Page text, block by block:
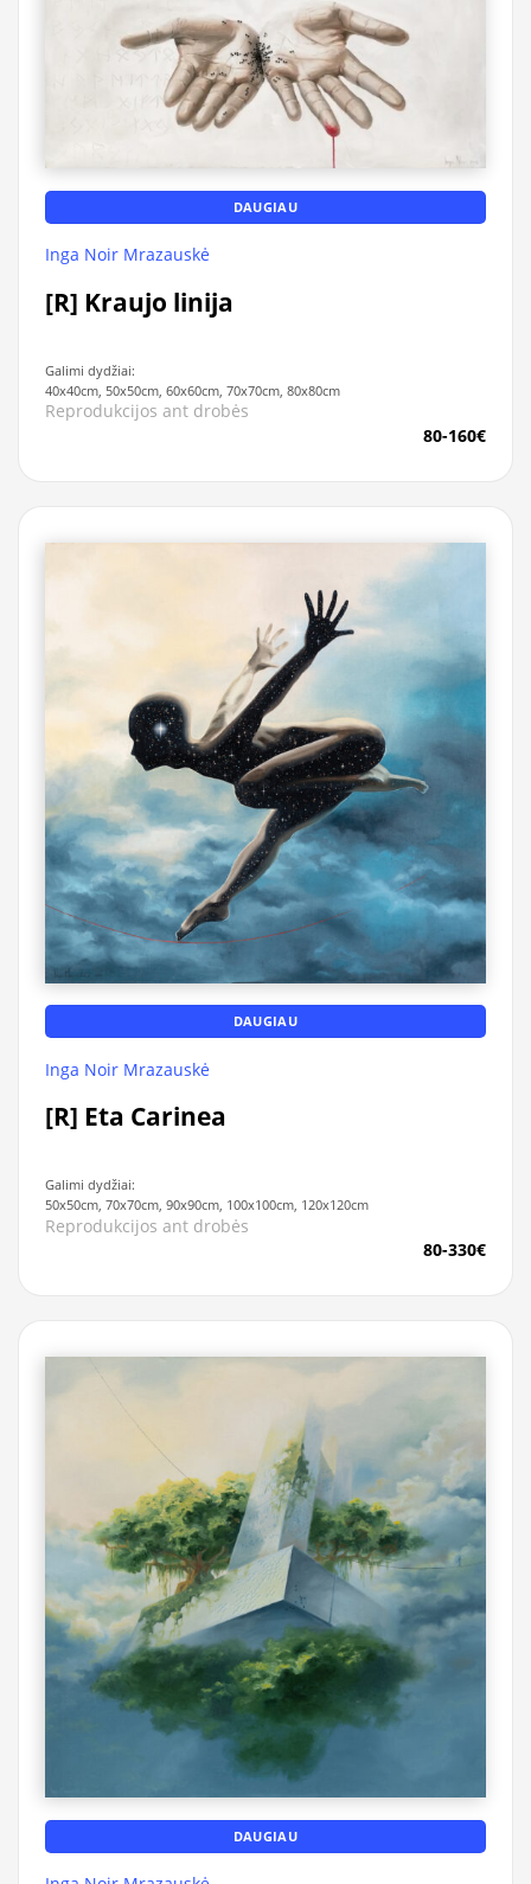
DAUGIAU
Inga Noir Mrazauskė
[R] Kraujo linija
Galimi dydžiai:
40x40cm, 50x50cm, 60x60cm, 70x70cm, 80x80cm
Reprodukcijos ant drobės
80-160€
DAUGIAU
Inga Noir Mrazauskė
[R] Eta Carinea
Galimi dydžiai:
50x50cm, 70x70cm, 90x90cm, 100x100cm, 120x120cm
Reprodukcijos ant drobės
80-330€
DAUGIAU